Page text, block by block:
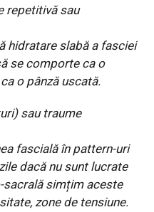
repetitivă sau
hidratare slabă a fasciei
se comporte ca o
o pânză uscată.
sau traume
fascială în pattern-uri
dacă nu sunt lucrate
sacrală simțim aceste
zone de tensiune.